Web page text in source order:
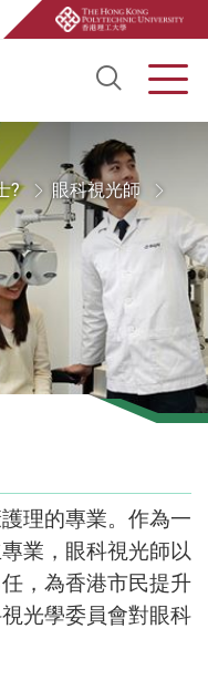
Open
?
眼科視光師
理的專業。作為一
業，眼科視光師以
，為香港市民提升
光學委員會對眼科